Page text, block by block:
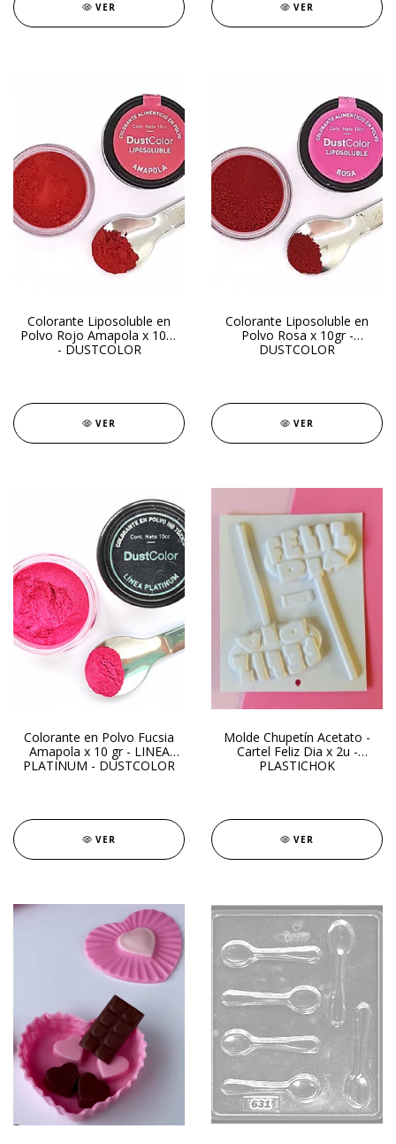
VER VER
Colorante Liposoluble en
Polvo Rojo Amapola x 10gr
- DUSTCOLOR
VER
Colorante Liposoluble en
Polvo Rosa x 10gr -
DUSTCOLOR
VER
Colorante en Polvo Fucsia
Amapola x 10 gr - LINEA
PLATINUM - DUSTCOLOR
VER
Molde Chupetín Acetato -
Cartel Feliz Dia x 2u -
PLASTICHOK
VER